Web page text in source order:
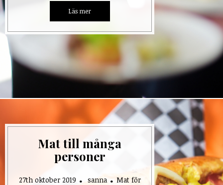
Mat till många
personer
27th oktober 2019 sanna
Mat för